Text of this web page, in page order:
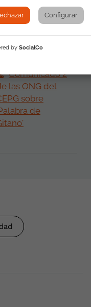
Comunicado 2
las ONG del
sobre
de
Configurar
by SocialCo